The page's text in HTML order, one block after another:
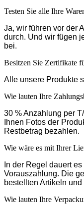
Testen Sie alle Ihre
Ja, wir führen vor der
durch. Und wir fügen
bei.
Besitzen Sie Zertifikate
Alle unsere Produkte
Wie lauten Ihre
30 % Anzahlung per
Ihnen Fotos der
Restbetrag bezahlen.
Wie wäre es mit Ihrer
In der Regel dauert
Vorauszahlung. Die
bestellten Artikeln
Wie lauten Ihre